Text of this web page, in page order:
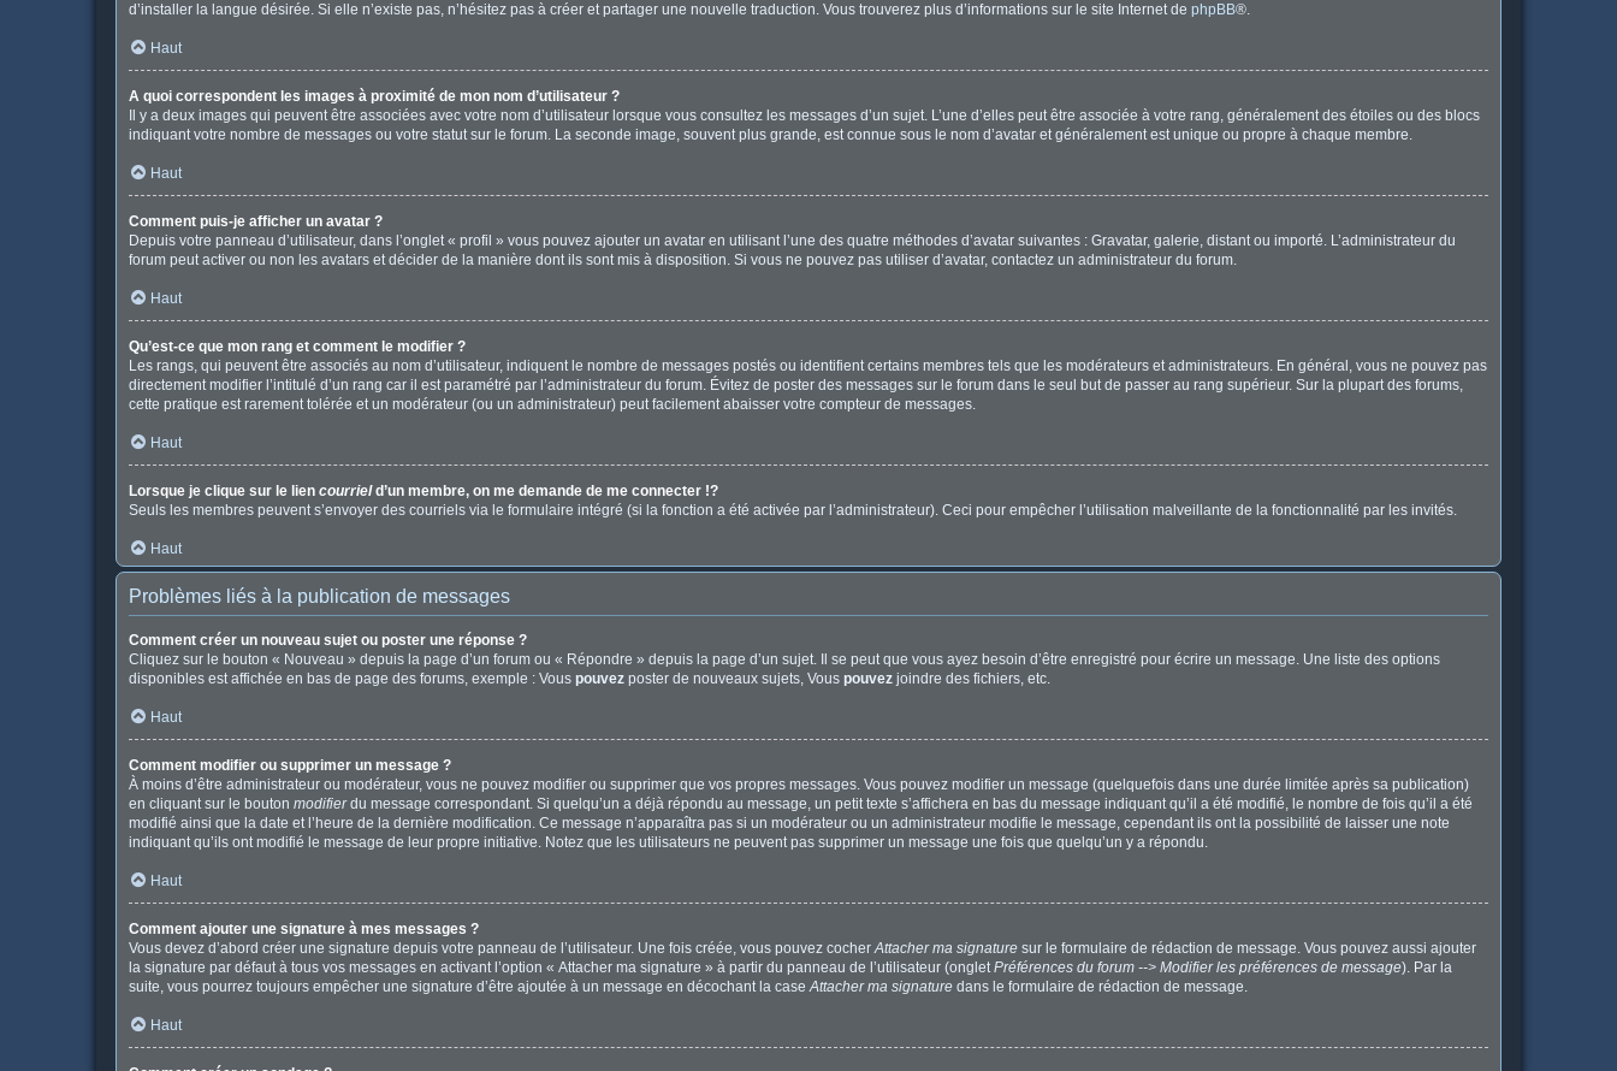
d’installer la langue désirée. Si elle n’existe pas, n’hésitez pas à créer et partager une nouvelle traduction. Vous trouverez plus d’informations sur le site Internet de phpBB®.
Haut
A quoi correspondent les images à proximité de mon nom d’utilisateur ?
Il y a deux images qui peuvent être associées avec votre nom d’utilisateur lorsque vous consultez les messages d’un sujet. L’une d’elles peut être associée à votre rang, généralement des étoiles ou des blocs
indiquant votre nombre de messages ou votre statut sur le forum. La seconde image, souvent plus grande, est connue sous le nom d’avatar et généralement est unique ou propre à chaque membre.
Haut
Comment puis-je afficher un avatar ?
Depuis votre panneau d’utilisateur, dans l’onglet « profil » vous pouvez ajouter un avatar en utilisant l’une des quatre méthodes d’avatar suivantes : Gravatar, galerie, distant ou importé. L’administrateur du
forum peut activer ou non les avatars et décider de la manière dont ils sont mis à disposition. Si vous ne pouvez pas utiliser d’avatar, contactez un administrateur du forum.
Haut
Qu’est-ce que mon rang et comment le modifier ?
Les rangs, qui peuvent être associés au nom d’utilisateur, indiquent le nombre de messages postés ou identifient certains membres tels que les modérateurs et administrateurs. En général, vous ne pouvez pas
directement modifier l’intitulé d’un rang car il est paramétré par l’administrateur du forum. Évitez de poster des messages sur le forum dans le seul but de passer au rang supérieur. Sur la plupart des forums,
cette pratique est rarement tolérée et un modérateur (ou un administrateur) peut facilement abaisser votre compteur de messages.
Haut
Lorsque je clique sur le lien courrield’un membre, on me demande de me connecter !?
Seuls les membres peuvent s’envoyer des courriels via le formulaire intégré (si la fonction a été activée par l’administrateur). Ceci pour empêcher l’utilisation malveillante de la fonctionnalité par les invités.
Haut
Problèmes liés à la publication de messages
Comment créer un nouveau sujet ou poster une réponse ?
Cliquez sur le bouton « Nouveau » depuis la page d’un forum ou « Répondre » depuis la page d’un sujet. Il se peut que vous ayez besoin d’être enregistré pour écrire un message. Une liste des options
disponibles est affichée en bas de page des forums, exemple : Vous pouvez poster de nouveaux sujets, Vous pouvez joindre des fichiers, etc.
Haut
Comment modifier ou supprimer un message ?
À moins d’être administrateur ou modérateur, vous ne pouvez modifier ou supprimer que vos propres messages. Vous pouvez modifier un message (quelquefois dans une durée limitée après sa publication)
en cliquant sur le bouton modifierdu message correspondant. Si quelqu’un a déjà répondu au message, un petit texte s’affichera en bas du message indiquant qu’il a été modifié, le nombre de fois qu’il a été
modifié ainsi que la date et l’heure de la dernière modification. Ce message n’apparaîtra pas si un modérateur ou un administrateur modifie le message, cependant ils ont la possibilité de laisser une note
indiquant qu’ils ont modifié le message de leur propre initiative. Notez que les utilisateurs ne peuvent pas supprimer un message une fois que quelqu’un y a répondu.
Haut
Comment ajouter une signature à mes messages ?
Vous devez d’abord créer une signature depuis votre panneau de l’utilisateur. Une fois créée, vous pouvez cocherAttacher ma signature sur le formulaire de rédaction de message. Vous pouvez aussi ajouter
la signature par défaut à tous vos messages en activant l’option « Attacher ma signature » à partir du panneau de l’utilisateur (ongletPréférences du forum --> Modifier les préférences de message). Par la
suite, vous pourrez toujours empêcher une signature d’être ajoutée à un message en décochant la caseAttacher ma signature dans le formulaire de rédaction de message.
Haut